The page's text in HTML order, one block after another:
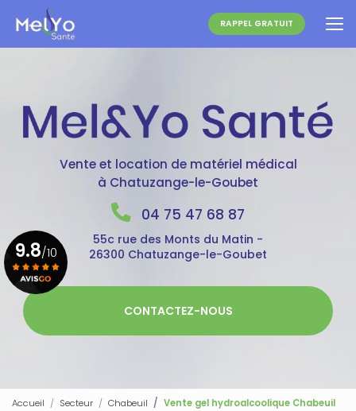
contenu
principal
RAPPEL GRATUIT
Vente et location de matériel médical
à Chatuzange-le-Goubet
04 75 47 68 87
55c rue des Monts du Matin -
26300 Chatuzange-le-Goubet
CONTACTEZ-NOUS
9.8/10
Voir le certificat
Accueil Secteur Chabeuil Vente gel hydroalcoolique Chabeuil